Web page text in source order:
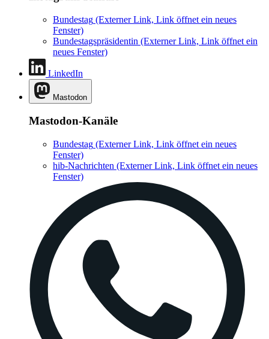
Bundestag (Externer Link, Link öffnet ein neues
Fenster)
Bundestagspräsidentin (Externer Link, Link öffnet ein
neues Fenster)
LinkedIn
Mastodon
Mastodon-Kanäle
Bundestag (Externer Link, Link öffnet ein neues
Fenster)
hib-Nachrichten (Externer Link, Link öffnet ein neues
Fenster)